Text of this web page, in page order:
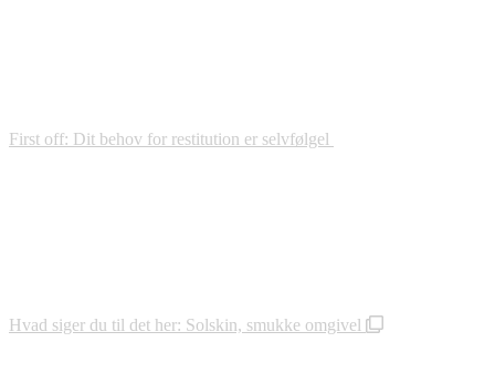
First off: Dit behov for restitution er selvfølgel
Hvad siger du til det her: Solskin, smukke omgivel